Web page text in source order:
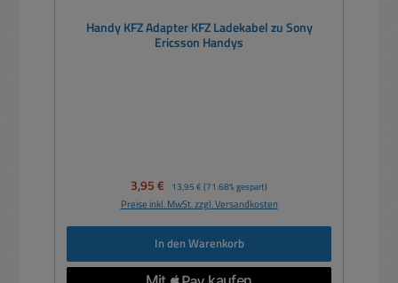
Handy KFZ Adapter KFZ Ladekabel zu Sony
Ericsson Handys
Verkaufspreis:
3,95 € Regulärer Preis:
13,95 € (71.68% gespart)
Preise inkl. MwSt. zzgl. Versandkosten
In den Warenkorb